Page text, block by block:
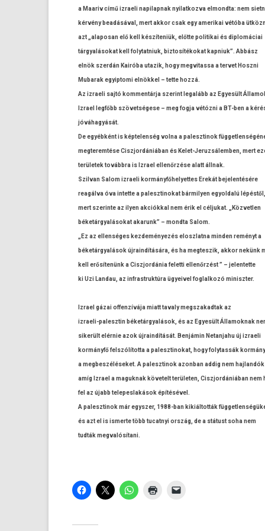
a Maariv című iz­raeli napilap­nak nyilat­kozva el­mondta: nem
kérvény beadásával, mert akkor csak egy amerikai vétóba
azt „al­aposan elő kell készíteniük, előtte politikai és di­plomáciai
tárgyalásokat kell folytat­niuk, bi­ztosítékokat kap­niuk”. Abbász
elnök szerdán Kairóba utazik, hogy meg­vitas­sa a ter­vet Hoszni
Mubarak egyip­tomi elnökkel – tette hozzá.
Az iz­raeli sajtó kom­mentár­ja szerint legalább az Egyesült
Iz­rael legfőbb szövetségese – meg fogja vétózni a BT-ben a
jóváhagyását.
De egyébként is kép­telen­ség volna a palesztinok
meg­terem­tése Ciszjor­dániában és Kelet-Jeruzsálemben, mert
területek továbbra is Iz­rael ellenőrzése alatt állnak.
Szil­van Salom iz­raeli kor­mányfőhelyet­tes Erekát be­jelen­tésére
reagálva óva in­tet­te a palesztinokat bár­mily­en egyold­alú lépéstől,
mert szerin­te az ilyen akciókkal nem érik el cél­jukat. „Köz­vetl­en
béketárgyalásokat akarunk” – mondta Salom.
„Ez az el­lenséges kez­deményezés eloszlat­na mind­en reményt a
béketárgyalások újrain­dítására, és ha meg­teszik, akkor nekünk
kell erősítenünk a Ciszjor­dánia felet­ti ellenőrzést ” – jelen­tette
ki Uzi Lan­dau, az in­frastruk­túra ügyeivel fog­lalkozó miniszt­er.
Iz­rael gázai of­fen­zívája miatt tava­ly megszakad­tak az
izraeli-palesztin béketárgyalások, és az Egyesült Államok­nak
sikerült elérnie azok újrain­dítását. Benjámin Netan­jahu új iz­raeli
kormányfő felszólította a palesztinokat, hogy folytas­sák
a meg­beszéléseket. A palesztinok azon­ban addig nem haj­landók
amíg Iz­rael a maguk­nak követelt területen, Ciszjor­dániában nem
fel az újabb telepes­lakások építésével.
A palesztinok már egysz­er, 1988-ban kikiáltották
és azt el is is­merte több tucat­nyi ország, de a státust soha nem
tudták meg­valósítani.